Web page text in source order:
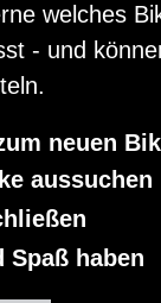
welches
- und
neuen
aussuchen
Spaß haben